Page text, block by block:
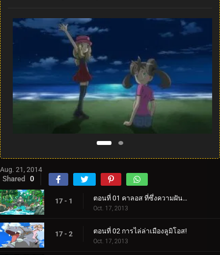
Aug. 21, 2014
Shared 0
17 - 1 ตอนที่ 01 คาลอส ที่ซึ่งความฝันและการผจญภัยเริ่มต้นขึ้น!
Oct. 17, 2013
17 - 2 ตอนที่ 02 การไล่ล่าเมืองลูมิโอส!
Oct. 17, 2013